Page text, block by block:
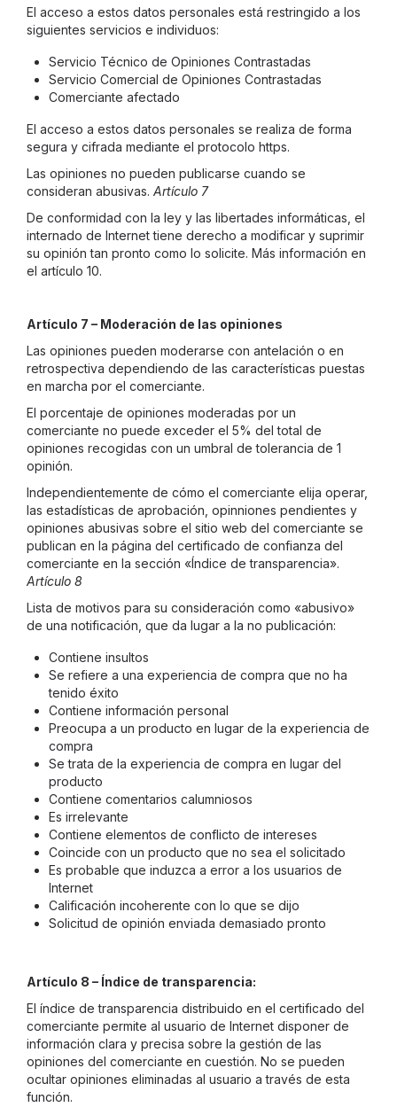
El acceso a estos datos personales está restringido a los
siguientes servicios e individuos:
Servicio Técnico de Opiniones Contrastadas
Servicio Comercial de Opiniones Contrastadas
Comerciante afectado
El acceso a estos datos personales se realiza de forma
segura y cifrada mediante el protocolo https.
Las opiniones no pueden publicarse cuando se
consideran abusivas. Artículo 7
De conformidad con la ley y las libertades informáticas, el
internado de Internet tiene derecho a modificar y suprimir
su opinión tan pronto como lo solicite. Más información en
el artículo 10.
Artículo 7 – Moderación de las opiniones
Las opiniones pueden moderarse con antelación o en
retrospectiva dependiendo de las características puestas
en marcha por el comerciante.
El porcentaje de opiniones moderadas por un
comerciante no puede exceder el 5% del total de
opiniones recogidas con un umbral de tolerancia de 1
opinión.
Independientemente de cómo el comerciante elija operar,
las estadísticas de aprobación, opinniones pendientes y
opiniones abusivas sobre el sitio web del comerciante se
publican en la página del certificado de confianza del
comerciante en la sección «Índice de transparencia».
Artículo 8
Lista de motivos para su consideración como «abusivo»
de una notificación, que da lugar a la no publicación:
Contiene insultos
Se refiere a una experiencia de compra que no ha
tenido éxito
Contiene información personal
Preocupa a un producto en lugar de la experiencia de
compra
Se trata de la experiencia de compra en lugar del
producto
Contiene comentarios calumniosos
Es irrelevante
Contiene elementos de conflicto de intereses
Coincide con un producto que no sea el solicitado
Es probable que induzca a error a los usuarios de
Internet
Calificación incoherente con lo que se dijo
Solicitud de opinión enviada demasiado pronto
Artículo 8 – Índice de transparencia:
El índice de transparencia distribuido en el certificado del
comerciante permite al usuario de Internet disponer de
información clara y precisa sobre la gestión de las
opiniones del comerciante en cuestión. No se pueden
ocultar opiniones eliminadas al usuario a través de esta
función.